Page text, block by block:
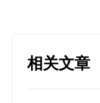
相关文章